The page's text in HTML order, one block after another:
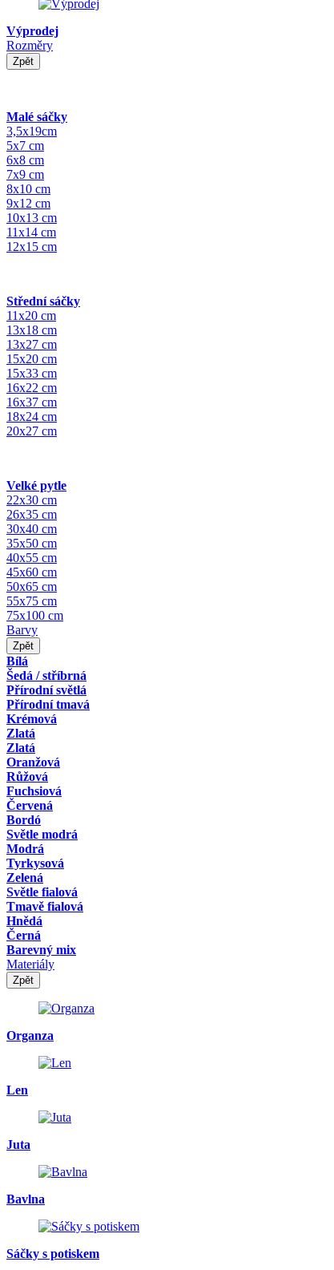
Výprodej
Rozměry
Zpět
Malé sáčky
3,5x19cm
5x7 cm
6x8 cm
7x9 cm
8x10 cm
9x12 cm
10x13 cm
11x14 cm
12x15 cm
Střední sáčky
11x20 cm
13x18 cm
13x27 cm
15x20 cm
15x33 cm
16x22 cm
16x37 cm
18x24 cm
20x27 cm
Velké pytle
22x30 cm
26x35 cm
30x40 cm
35x50 cm
40x55 cm
45x60 cm
50x65 cm
55x75 cm
75x100 cm
Barvy
Zpět
Bílá
Šedá / stříbrná
Přírodní světlá
Přírodní tmavá
Krémová
Zlatá
Zlatá
Oranžová
Růžová
Fuchsiová
Červená
Bordó
Světle modrá
Modrá
Tyrkysová
Zelená
Světle fialová
Tmavě fialová
Hnědá
Černá
Barevný mix
Materiály
Zpět
Organza
Len
Juta
Bavlna
Sáčky s potiskem